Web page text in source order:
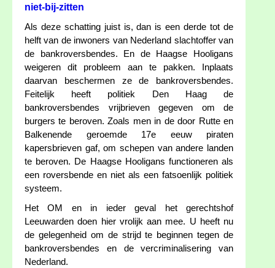
niet-bij-zitten
Als deze schatting juist is, dan is een derde tot de
helft van de inwoners van Nederland slachtoffer van
de bankroversbendes. En de Haagse Hooligans
weigeren dit probleem aan te pakken. Inplaats
daarvan beschermen ze de bankroversbendes.
Feitelijk heeft politiek Den Haag de
bankroversbendes vrijbrieven gegeven om de
burgers te beroven. Zoals men in de door Rutte en
Balkenende geroemde 17e eeuw piraten
kapersbrieven gaf, om schepen van andere landen
te beroven. De Haagse Hooligans functioneren als
een roversbende en niet als een fatsoenlijk politiek
systeem.
Het OM en in ieder geval het gerechtshof
Leeuwarden doen hier vrolijk aan mee. U heeft nu
de gelegenheid om de strijd te beginnen tegen de
bankroversbendes en de vercriminalisering van
Nederland.